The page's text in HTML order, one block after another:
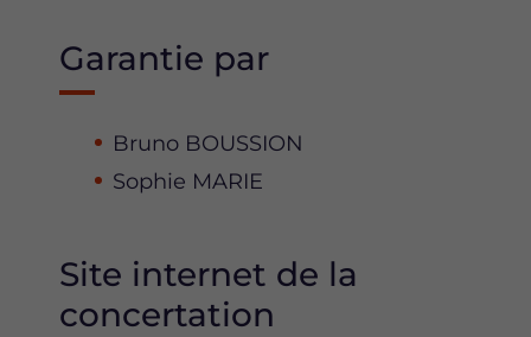
Garantie par
Bruno BOUSSION
Sophie MARIE
Site internet de la
concertation